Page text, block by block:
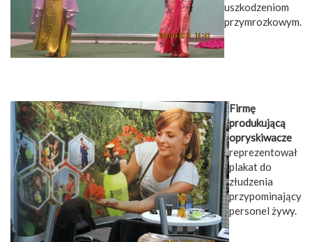
uszkodzeniom
przymrozkowym.
Firmę
produkującą
opryskiwacze
reprezentował
plakat do
złudzenia
przypominający
personel żywy.